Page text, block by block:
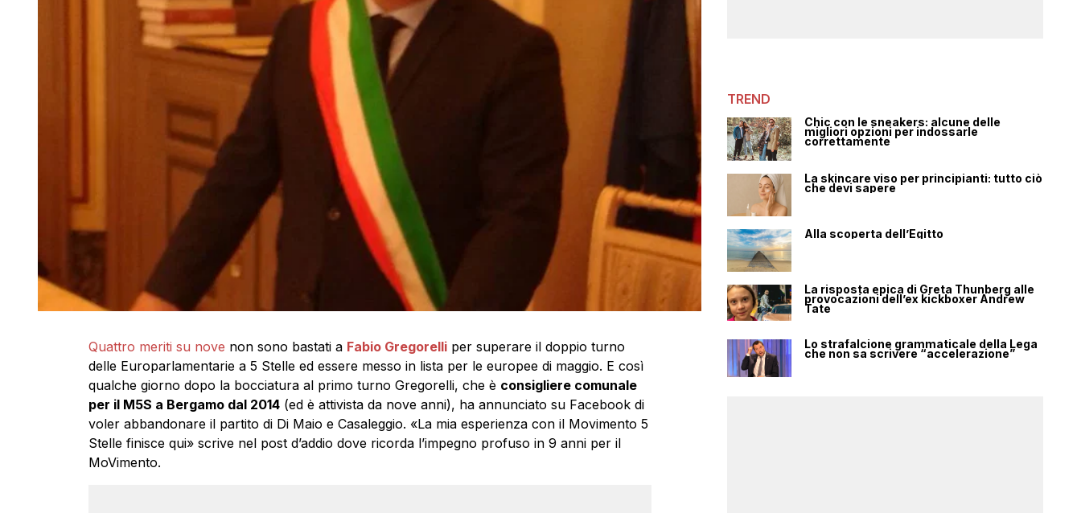
Quattro meriti su nove non sono bastati a Fabio Gregorelliper superare il doppio turno
delle Europarlamentarie a 5 Stelle ed essere messo in lista per le europee di maggio. E così
qualche giorno dopo la bocciatura al primo turno Gregorelli, che è consigliere comunale
per il M5S a Bergamo dal 2014(ed è attivista da nove anni), ha annunciato su Facebook di
voler abbandonare il partito di Di Maio e Casaleggio. «La mia esperienza con il Movimento 5
Stelle finisce qui» scrive nel post d’addio dove ricorda l’impegno profuso in 9 anni per il
MoVimento.
TREND
Chic con le sneakers: alcune delle
migliori opzioni per indossarle
correttamente
La skincare viso per principianti: tutto ciò
che devi sapere
Alla scoperta dell’Egitto
La risposta epica di Greta Thunberg alle
provocazioni dell’ex kickboxer Andrew
Tate
Lo strafalcione grammaticale della Lega
che non sa scrivere “accelerazione”